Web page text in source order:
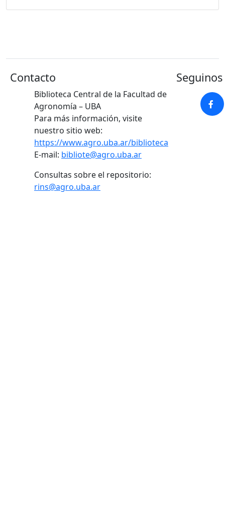
Contacto
Biblioteca Central de la Facultad de
Agronomía – UBA
Para más información, visite
nuestro sitio web:
https://www.agro.uba.ar/biblioteca
E-mail: bibliote@agro.uba.ar
Consultas sobre el repositorio:
rins@agro.uba.ar